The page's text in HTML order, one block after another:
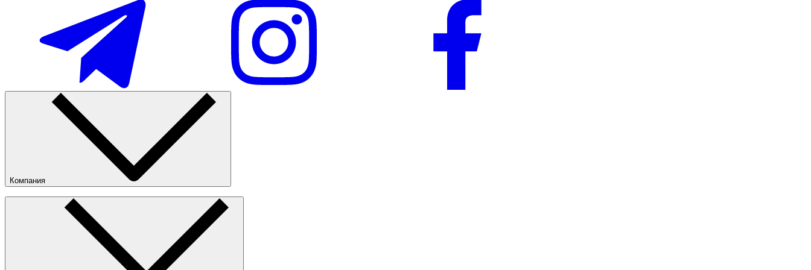
Наличие в магазинах
Nike Tashkent Amir Temur
Компания
О компании
Наши магазины
Публичная оферта